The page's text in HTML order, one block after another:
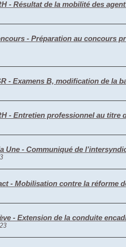
- Résultat de la mobilité des
- Préparation au concours
- Examens B, modification de la
- Entretien professionnel au titre
Une - Communiqué de
- Mobilisation contre la réforme
- Extension de la conduite